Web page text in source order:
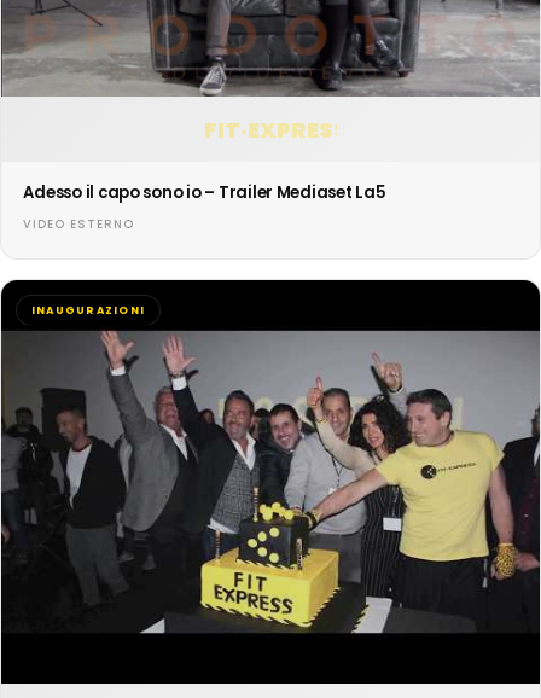
FIT·EXPRESS
Adesso il capo sono io – Trailer Mediaset La5
VIDEO ESTERNO
INAUGURAZIONI